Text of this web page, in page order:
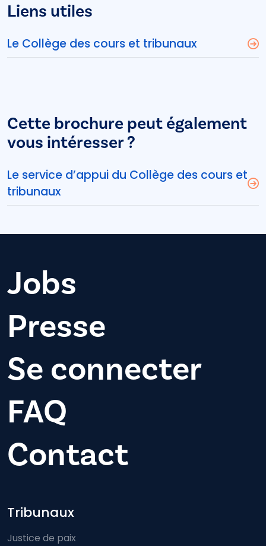
Liens utiles
Le Collège des cours et tribunaux
Cette brochure peut également
vous intéresser ?
Le service d’appui du Collège des cours et
tribunaux
Jobs
Presse
Se connecter
FAQ
Contact
Footer-menu
Tribunaux
Justice de paix